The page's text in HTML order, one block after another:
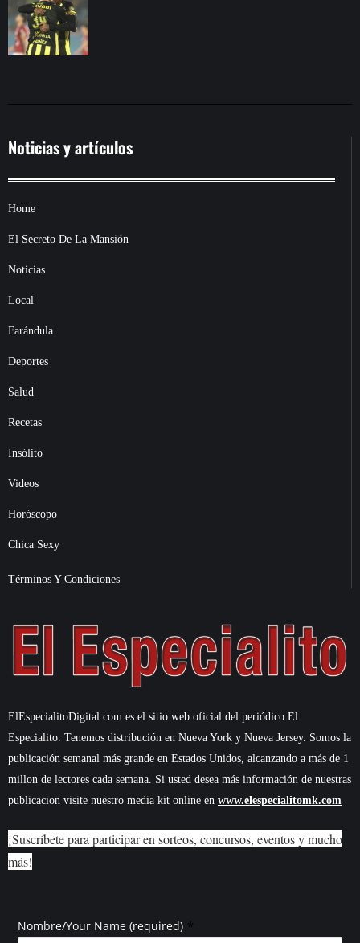
Noticias y artículos
Home
El Secreto De La Mansión
Noticias
Local
Farándula
Deportes
Salud
Recetas
Insólito
Videos
Horóscopo
Chica Sexy
Términos Y Condiciones
ElEspecialitoDigital.com es el sitio web oficial del periódico El
Especialito. Tenemos distribución en Nueva York y Nueva Jersey. Somos la
publicación semanal más grande en Estados Unidos, alcanzando a más de 1
millon de lectores cada semana. Si usted desea más información de nuestras
publicacion visite nuestro media kit online en www.elespecialitomk.com
¡Suscríbete para participar en sorteos, concursos, eventos y mucho
más!
Nombre/Your Name (required) *